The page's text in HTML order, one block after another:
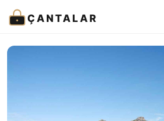
ÇANTALAR